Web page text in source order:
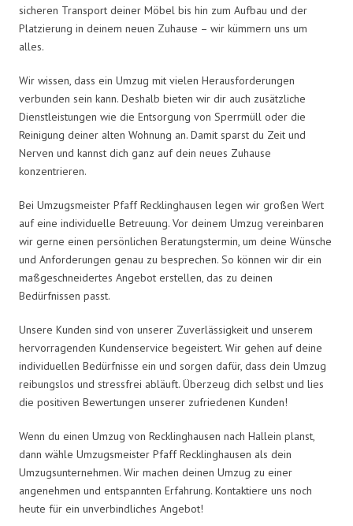
sicheren Transport deiner Möbel bis hin zum Aufbau und der
Platzierung in deinem neuen Zuhause – wir kümmern uns um
alles.
Wir wissen, dass ein Umzug mit vielen Herausforderungen
verbunden sein kann. Deshalb bieten wir dir auch zusätzliche
Dienstleistungen wie die Entsorgung von Sperrmüll oder die
Reinigung deiner alten Wohnung an. Damit sparst du Zeit und
Nerven und kannst dich ganz auf dein neues Zuhause
konzentrieren.
Bei Umzugsmeister Pfaff Recklinghausen legen wir großen Wert
auf eine individuelle Betreuung. Vor deinem Umzug vereinbaren
wir gerne einen persönlichen Beratungstermin, um deine Wünsche
und Anforderungen genau zu besprechen. So können wir dir ein
maßgeschneidertes Angebot erstellen, das zu deinen
Bedürfnissen passt.
Unsere Kunden sind von unserer Zuverlässigkeit und unserem
hervorragenden Kundenservice begeistert. Wir gehen auf deine
individuellen Bedürfnisse ein und sorgen dafür, dass dein Umzug
reibungslos und stressfrei abläuft. Überzeug dich selbst und lies
die positiven Bewertungen unserer zufriedenen Kunden!
Wenn du einen Umzug von Recklinghausen nach Hallein planst,
dann wähle Umzugsmeister Pfaff Recklinghausen als dein
Umzugsunternehmen. Wir machen deinen Umzug zu einer
angenehmen und entspannten Erfahrung. Kontaktiere uns noch
heute für ein unverbindliches Angebot!